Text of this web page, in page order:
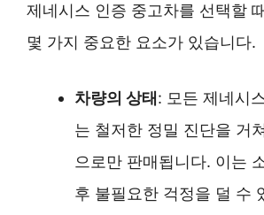
제네시스 인증 중고차를 선택할
몇 가지 중요한 요소가 있습니다.
차량의 상태 : 모든 제네시
는 철저한 정밀 진단을 거
으로만 판매됩니다. 이는
후 불필요한 걱정을 덜 수